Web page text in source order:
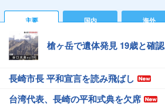
主要 国内 海外
槍ヶ岳で遺体発見 19歳と確認
長崎市長 平和宣言を読み飛ばし
台湾代表、長崎の平和式典を欠席